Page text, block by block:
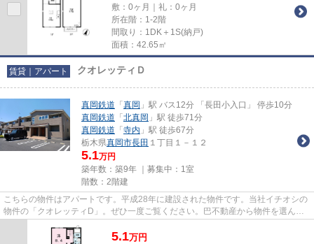
敷：0ヶ月｜礼：0ヶ月
所在階：1-2階
間取り：1DK＋1S(納戸)
面積：42.65㎡
賃貸｜アパート クオレッティＤ
真岡鉄道 「 真岡 」駅 バス12分 「長田小入口」 停歩10分
真岡鉄道 「 北真岡 」駅 徒歩71分
真岡鉄道 「 寺内 」駅 徒歩67分
栃木県真岡市長田 １丁目１－１２
5.1万円
築年数：築9年 ｜募集中： 1室
階数：2階建
こちらの物件はアパートです。平成28年に建設された物件です。当社イチオシの
物件の「クオレッティD」。ぜひ一度ご覧ください。巴不動産から物件を選んで
みませんか。種類豊富に物件を...
5.1万円